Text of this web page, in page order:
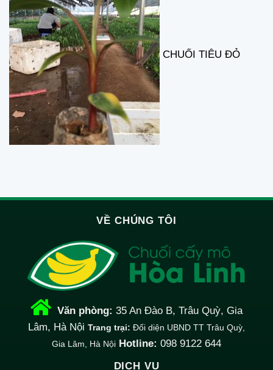
CHUỐI TIÊU ĐỎ
VỀ CHÚNG TÔI
Văn phòng: 35 An Đào B, Trâu Quỳ, Gia
Lâm, Hà Nội Trang trại: Đối diện UBND TT Trâu Quỳ,
Gia Lâm, Hà Nội Hotline: 098 9122 644
DỊCH VỤ